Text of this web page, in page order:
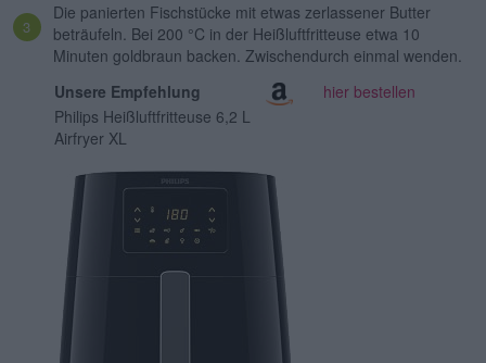
Die panierten Fischstücke mit etwas zerlassener Butter
beträufeln. Bei 200 °C in der Heißluftfritteuse etwa 10
Minuten goldbraun backen. Zwischendurch einmal wenden.
Unsere Empfehlung
hier bestellen
Philips Heißluftfritteuse 6,2 L
Airfryer XL